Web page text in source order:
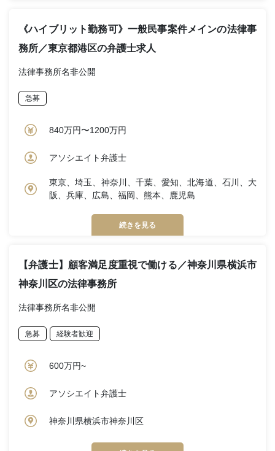
《ハイブリット勤務可》一般民事案件メインの法律事
務所／東京都港区の弁護士求人
法律事務所名非公開
急募
840万円〜1200万円
アソシエイト弁護士
東京、埼玉、神奈川、千葉、愛知、北海道、石川、大
阪、兵庫、広島、福岡、熊本、鹿児島
続きを見る
【弁護士】顧客満足度重視で働ける／神奈川県横浜市
神奈川区の法律事務所
法律事務所名非公開
急募 経験者歓迎
600万円~
アソシエイト弁護士
神奈川県横浜市神奈川区